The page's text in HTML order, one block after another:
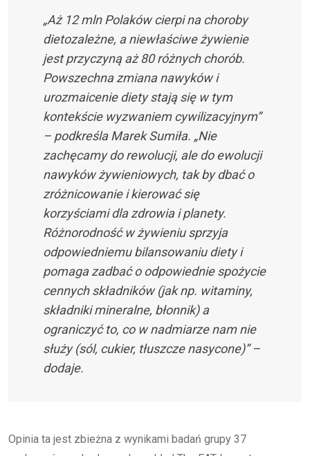
„Aż 12 mln Polaków cierpi na choroby
dietozależne, a niewłaściwe żywienie
jest przyczyną aż 80 różnych chorób.
Powszechna zmiana nawyków i
urozmaicenie diety stają się w tym
kontekście wyzwaniem cywilizacyjnym”
– podkreśla Marek Sumiła. „Nie
zachęcamy do rewolucji, ale do ewolucji
nawyków żywieniowych, tak by dbać o
zróżnicowanie i kierować się
korzyściami dla zdrowia i planety.
Różnorodność w żywieniu sprzyja
odpowiedniemu bilansowaniu diety i
pomaga zadbać o odpowiednie spożycie
cennych składników (jak np. witaminy,
składniki mineralne, błonnik) a
ograniczyć to, co w nadmiarze nam nie
służy (sól, cukier, tłuszcze nasycone)” –
dodaje.
Opinia ta jest zbieżna z wynikami badań grupy 37